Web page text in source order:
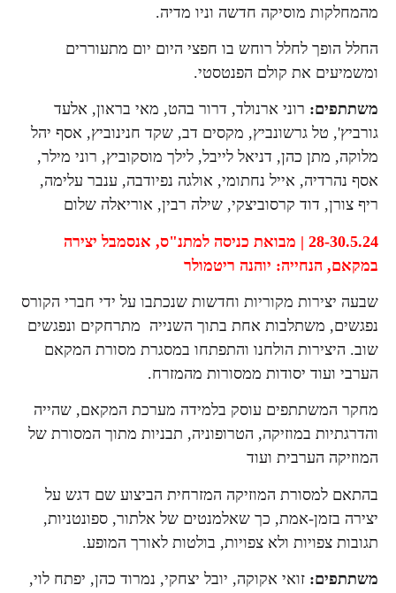
מהמחלקות מוסיקה חדשה וניו מדיה.
החלל הופך לחלל רוחש בו חפצי היום יום מתעוררים
ומשמיעים את קולם הפנטסטי.
משתתפים: רוני ארנולד, דרור בהט, מאי בראון, אלעד
גורביץ', טל גרשונביץ, מקסים דב, שקד חנינוביץ, אסף יהל
מלוקה, מתן כהן, דניאל לייבל, לילך מוסקוביץ, רוני מילר,
אסף נהרדיה, אייל נחתומי, אולגה נפיודבה, ענבר עלימה,
ריף צורן, דוד קרסוביצקי, שילה רבין, אוריאלה שלום
28-30.5.24 | מבואת כניסה למתנ"ס,
אנסמבל יצירה
במקאם, הנחייה: יוהנה ריטמולר
שבעה יצירות מקוריות וחדשות שנכתבו על ידי חברי הקורס
נפגשים, משתלבות אחת בתוך השנייה מתרחקים ונפגשים
שוב. היצירות הולחנו והתפתחו במסגרת מסורת המקאם
הערבי ועוד יסודות ממסורות מהמזרח.
מחקר המשתתפים עוסק בלמידה מערכת המקאם, שהייה
והדרגתיות במוזיקה, הטרופוניה, תבניות מתוך המסורת של
המוזיקה הערבית ועוד
בהתאם למסורת המוזיקה המזרחית הביצוע שם דגש על
יצירה בזמן-אמת, כך שאלמנטים של אלתור, ספונטניות,
תגובות צפויות ולא צפויות, בולטות לאורך המופע.
משתתפים: זואי אקוקה, יובל יצחקי, נמרוד כהן, יפתח לוי,